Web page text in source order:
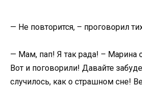
— Не повторится, – проговорил
— Мам, пап! Я так рада! – Марина
Вот и поговорили! Давайте
случилось, как о страшном сне!